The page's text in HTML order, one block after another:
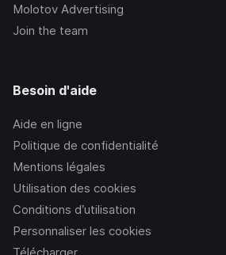
Molotov Advertising
Join the team
Besoin d'aide
Aide en ligne
Politique de confidentialité
Mentions légales
Utilisation des cookies
Conditions d’utilisation
Personnaliser les cookies